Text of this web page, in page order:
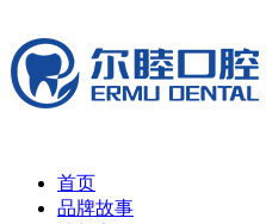
首页
品牌故事